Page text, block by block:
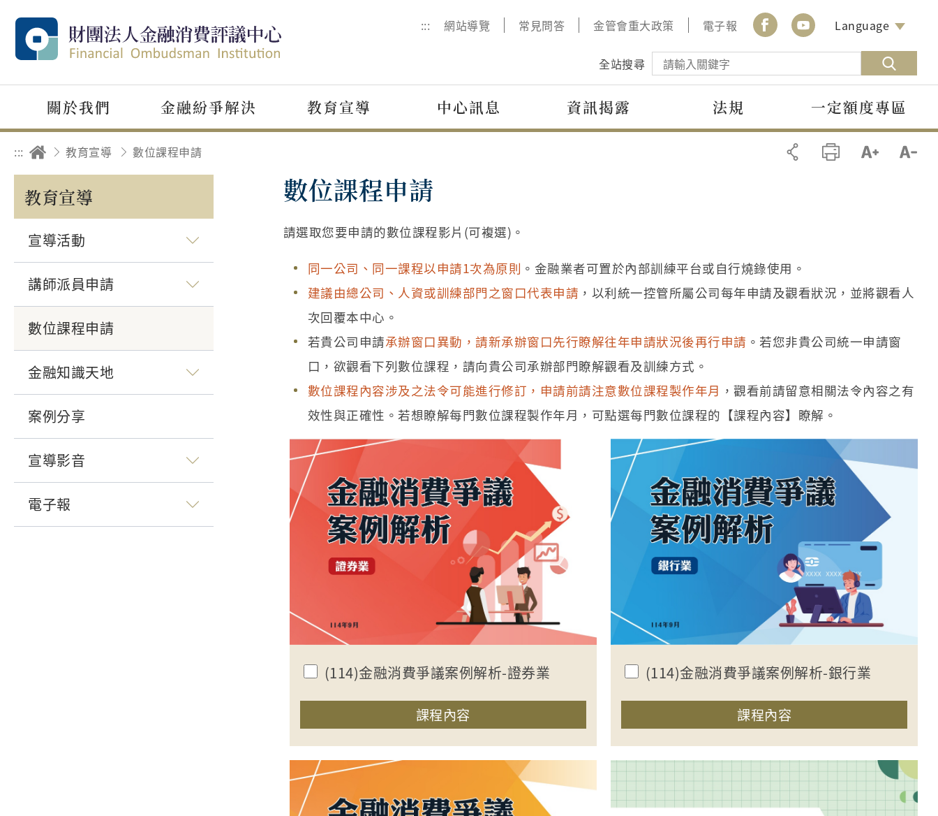
::: 網站導覽 常見問答 金管會重大政策 電子報 Language
全站搜尋
關於我們 金融紛爭解決 教育宣導 中心訊息 資訊揭露 法規 一定額度專區
::: 教育宣導 數位課程申請
教育宣導
宣導活動
講師派員申請
數位課程申請
金融知識天地
案例分享
宣導影音
電子報
數位課程申請
請選取您要申請的數位課程影片(可複選)。
同一公司、同一課程以申請1次為原則 。金融業者可置於內部訓練平台或自行燒錄使用。
建議由總公司、人資或訓練部門之窗口代表申請 ，以利統一控管所屬公司每年申請及觀看狀況，並將觀看人
次回覆本中心。
若貴公司申請承辦窗口異動，請新承辦窗口先行瞭解往年申請狀況後再行申請 。若您非貴公司統一申請窗
口，欲觀看下列數位課程，請向貴公司承辦部門瞭解觀看及訓練方式。
數位課程內容涉及之法令可能進行修訂，申請前請注意數位課程製作年月 ，觀看前請留意相關法令內容之有
效性與正確性。若想瞭解每門數位課程製作年月，可點選每門數位課程的【課程內容】瞭解。
(114)金融消費爭議案例解析-證券業
課程內容
收合課程內容
(114)金融消費爭議案例解析-銀行業
課程內容
收合課程內容